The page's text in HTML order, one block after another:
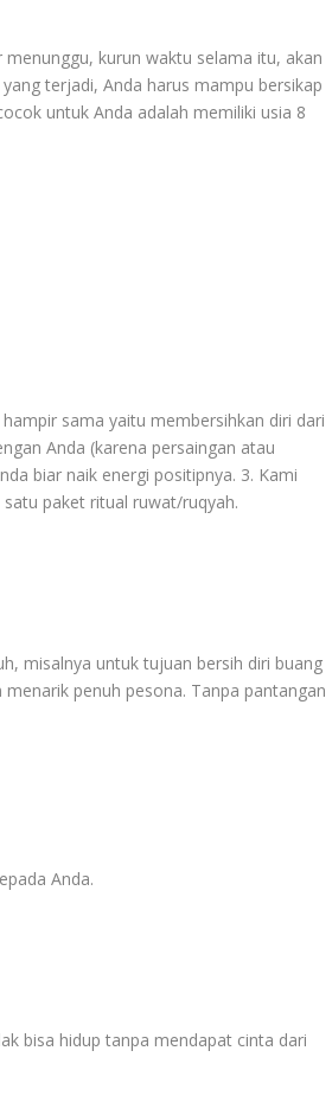
kurun waktu selama itu, akan
terjadi, Anda harus mampu bersikap
untuk Anda adalah memiliki usia 8
sama yaitu membersihkan diri dari
Anda (karena persaingan atau
biar naik energi positipnya. 3. Kami
paket ritual ruwat/ruqyah.
misalnya untuk tujuan bersih diri buang
penuh pesona. Tanpa pantangan
Anda.
bisa hidup tanpa mendapat cinta dari